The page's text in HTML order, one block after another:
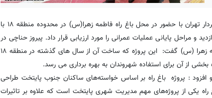
به گزارش شهر، عصر روز یکشنبه سوم مردادماه ۱۴۰۰ پیروز حناچی شهردار تهران با حضور در محل باغ راه فاطمه زهرا(س) در محدوده منطقه ۱۸ با
مراحل پایانی عملیات عمرانی را مورد ارزیابی قرار داد. پیروز حناچی در
حاشیه این بازدید در تشریح لزوم انجام پروژه بزرگ باغ راه حضرت فاطمه زهرا (س) گفت: این پروژه که ساخت آن از سال های گذشته در منطقه ۱۸
از آن برای استفاده شهروندان به بهره برداری می رسد.
افزود : پروژه باغ راه بر اساس خواسته‌های ساکنان جنوب پایتخت طراحی
از پروژه‌های مهم مدیریت شهری پایتخت است که علاوه بر تاثیرات